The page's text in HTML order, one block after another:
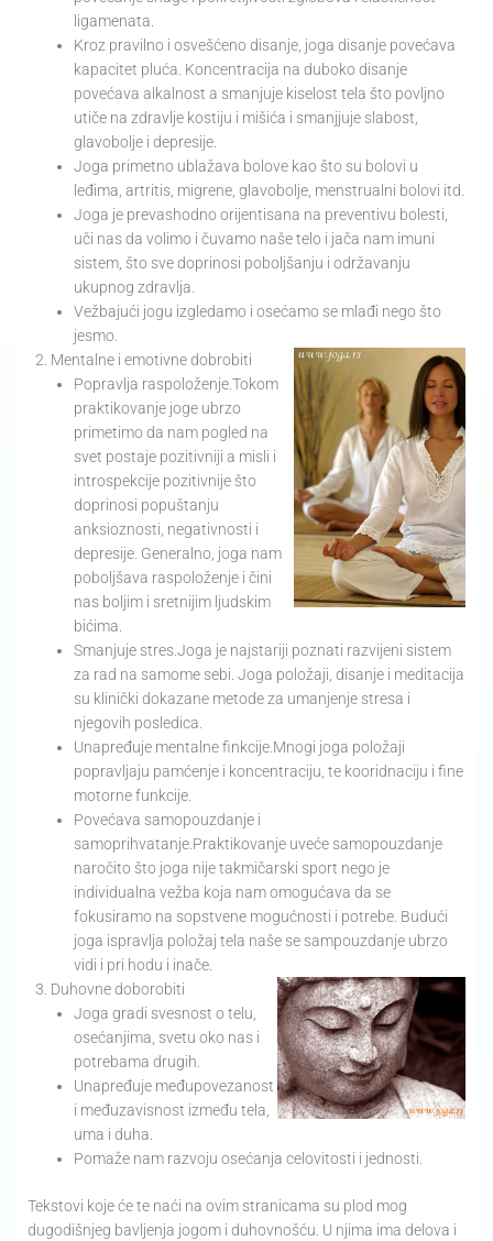
ligamenata.
Kroz pravilno i osvešćeno disanje, joga disanje povećava
kapacitet pluća. Koncentracija na duboko disanje
povećava alkalnost a smanjuje kiselost tela što povljno
utiče na zdravlje kostiju i mišića i smanjjuje slabost,
glavobolje i depresije.
Joga primetno ublažava bolove kao što su bolovi u
leđima, artritis, migrene, glavobolje, menstrualni bolovi itd.
Joga je prevashodno orijentisana na preventivu bolesti,
uči nas da volimo i čuvamo naše telo i jača nam imuni
sistem, što sve doprinosi poboljšanju i održavanju
ukupnog zdravlja.
Vežbajući jogu izgledamo i osećamo se mlađi nego što
jesmo.
Mentalne i emotivne dobrobiti
Popravlja raspoloženje.Tokom
praktikovanje joge ubrzo
primetimo da nam pogled na
svet postaje pozitivniji a misli i
introspekcije pozitivnije što
doprinosi popuštanju
anksioznosti, negativnosti i
depresije. Generalno, joga nam
poboljšava raspoloženje i čini
nas boljim i sretnijim ljudskim
bićima.
Smanjuje stres.Joga je najstariji poznati razvijeni sistem
za rad na samome sebi. Joga položaji, disanje i meditacija
su klinički dokazane metode za umanjenje stresa i
njegovih posledica.
Unapređuje mentalne finkcije.Mnogi joga položaji
popravljaju pamćenje i koncentraciju, te kooridnaciju i fine
motorne funkcije.
Povećava samopouzdanje i
samoprihvatanje.Praktikovanje uveće samopouzdanje
naročito što joga nije takmičarski sport nego je
individualna vežba koja nam omogućava da se
fokusiramo na sopstvene mogućnosti i potrebe. Budući
joga ispravlja položaj tela naše se sampouzdanje ubrzo
vidi i pri hodu i inače.
Duhovne doborobiti
Joga gradi svesnost o telu,
osećanjima, svetu oko nas i
potrebama drugih.
Unapređuje međupovezanost
i međuzavisnost između tela,
uma i duha.
Pomaže nam razvoju osećanja celovitosti i jednosti.
Tekstovi koje će te naći na ovim stranicama su plod mog
dugodišnjeg bavljenja jogom i duhovnošću. U njima ima delova i